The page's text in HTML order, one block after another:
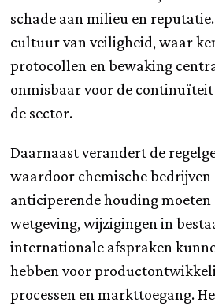
schade aan milieu en
cultuur van veiligheid, waar
protocollen en bewaking
onmisbaar voor de
de sector.
Daarnaast verandert de
waardoor chemische bedrijven
anticiperende houding moeten
wetgeving, wijzigingen in
internationale afspraken
hebben voor
processen en markttoegang.